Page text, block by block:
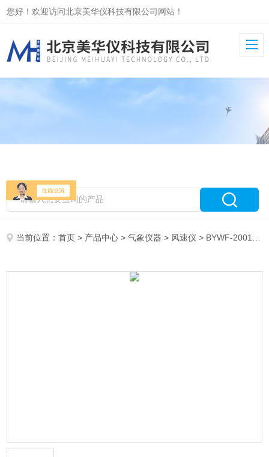
您好！欢迎访问北京美华仪科技有限公司网站！
当前位置：首页 > 产品中心 >气象仪器 > 风速仪 > BYWF-2001热球式风速仪